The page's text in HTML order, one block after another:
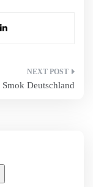
Smok Deutschland